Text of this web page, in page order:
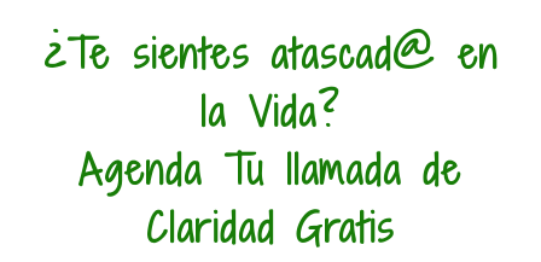
¿Te sientes atascad@ en
la Vida?
Agenda Tu llamada de
Claridad Gratis